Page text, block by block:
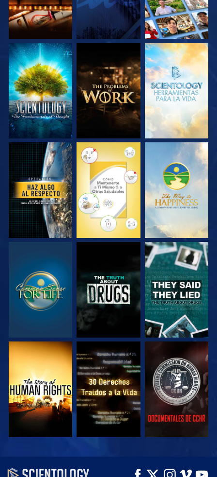
EXPLORA LAS
SERIES
EXPLORA LAS
SERIES
EXPLORA LAS
SERIES
VE VE VE
VE VE
VE VE VE
VE
EXPLORA LAS